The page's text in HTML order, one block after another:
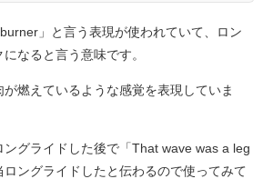
」と言う表現が使われていて、ロン
なると言う意味です。
燃えているような感覚を表現していま
グライドした後で「That wave was a leg
ングライドしたと伝わるので使ってみて